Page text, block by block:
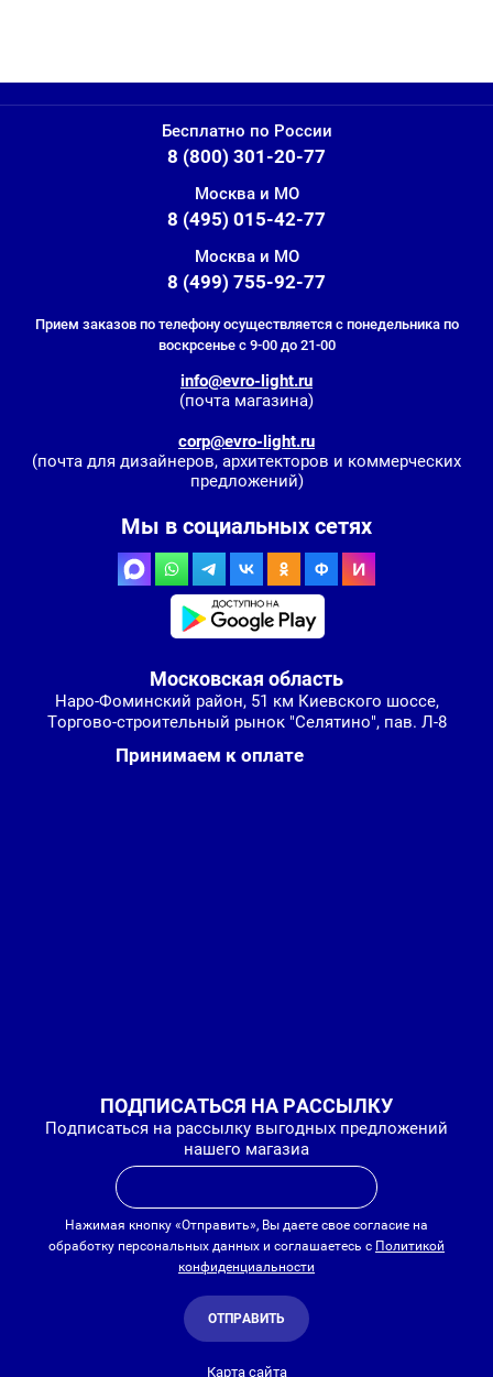
Бесплатно по России
8 (800) 301-20-77
Москва и МО
8 (495) 015-42-77
Москва и МО
8 (499) 755-92-77
Прием заказов по телефону осуществляется с понедельника по
воскрсенье с 9-00 до 21-00
info@evro-light.ru
(почта магазина)
corp@evro-light.ru
(почта для дизайнеров, архитекторов и коммерческих
предложений)
Мы в социальных сетях
Московская область
Наро-Фоминский район, 51 км Киевского шоссе,
Торгово-строительный рынок "Селятино", пав. Л-8
Принимаем к оплате
ПОДПИСАТЬСЯ НА РАССЫЛКУ
Подписаться на рассылку выгодных предложений
нашего магазиа
Нажимая кнопку «Отправить», Вы даете свое согласие на
обработку персональных данных и соглашаетесь с Политикой
конфиденциальности
ОТПРАВИТЬ
Карта сайта